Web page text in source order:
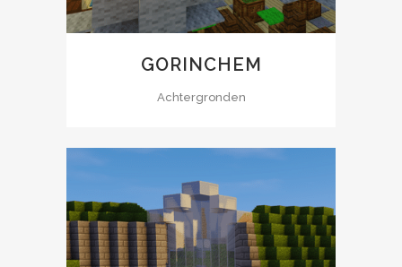
GORINCHEM
Achtergronden